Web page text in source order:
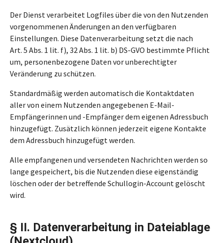
Der Dienst verarbeitet Logfiles über die von den Nutzenden
vorgenommenen Änderungen an den verfügbaren
Einstellungen. Diese Datenverarbeitung setzt die nach
Art. 5 Abs. 1 lit. f), 32 Abs. 1 lit. b) DS-GVO bestimmte Pflicht
um, personenbezogene Daten vor unberechtigter
Veränderung zu schützen.
Standardmäßig werden automatisch die Kontaktdaten
aller von einem Nutzenden angegebenen E-Mail-
Empfängerinnen und -Empfänger dem eigenen Adressbuch
hinzugefügt. Zusätzlich können jederzeit eigene Kontakte
dem Adressbuch hinzugefügt werden.
Alle empfangenen und versendeten Nachrichten werden so
lange gespeichert, bis die Nutzenden diese eigenständig
löschen oder der betreffende Schullogin-Account gelöscht
wird.
§ II. Datenverarbeitung in Dateiablage